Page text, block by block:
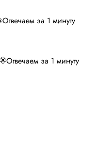
Отвечаем за 1 минуту
Отвечаем за 1 минуту